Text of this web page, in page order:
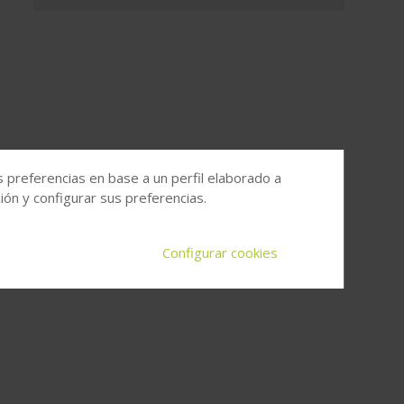
en base a un perfil elaborado a
y configurar sus preferencias.
Configurar cookies